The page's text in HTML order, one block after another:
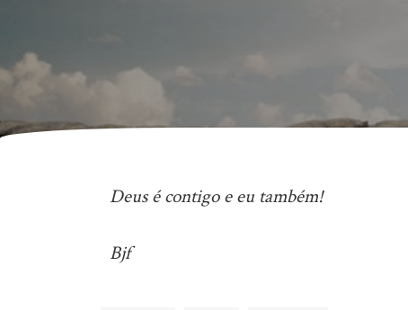
Deus é contigo e eu também!
Bjf